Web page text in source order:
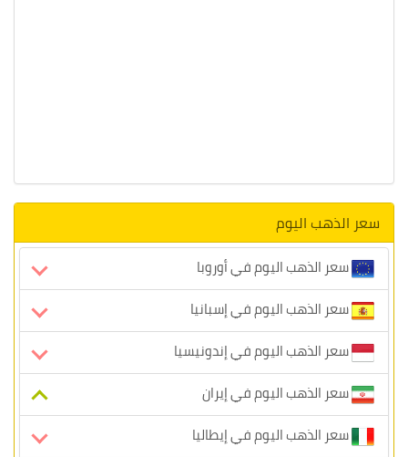
سعر الذهب اليوم
سعر الذهب اليوم في أوروبا
سعر الذهب اليوم في إسبانيا
سعر الذهب اليوم في إندونيسيا
سعر الذهب اليوم في إيران
سعر الذهب اليوم في إيطاليا